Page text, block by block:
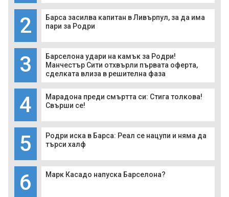
2
Барса засилва капитан в Ливърпул, за да има
пари за Родри
3
Барселона удари на камък за Родри!
Манчестър Сити отхвърли първата оферта,
сделката влиза в решителна фаза
4
Марадона преди смъртта си: Стига толкова!
Свърши се!
5
Родри иска в Барса: Реал се нацупи и няма да
търси халф
6 Марк Касадо напуска Барселона?